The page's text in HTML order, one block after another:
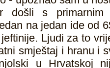
došli s primarnim
na jedan ide od
Ljudi za to
smještaj i hranu i
u Hrvatskoj